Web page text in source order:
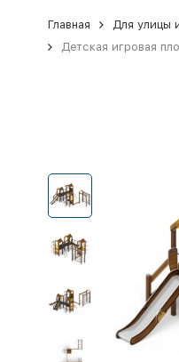
Главная Для улицы
Детская игровая